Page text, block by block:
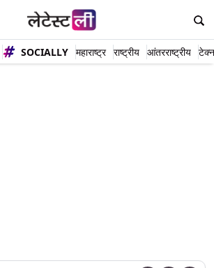
SOCIALLY महाराष्ट्र राष्ट्रीय आंतरराष्ट्रीय